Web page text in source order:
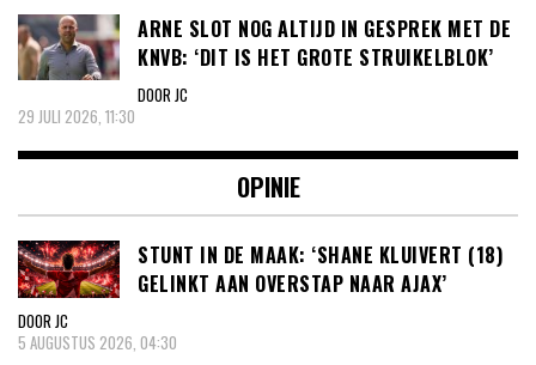
ARNE SLOT NOG ALTIJD IN GESPREK MET DE
KNVB: ‘DIT IS HET GROTE STRUIKELBLOK’
DOOR JC
29 JULI 2026, 11:30
OPINIE
STUNT IN DE MAAK: ‘SHANE KLUIVERT (18)
GELINKT AAN OVERSTAP NAAR AJAX’
DOOR JC
5 AUGUSTUS 2026, 04:30